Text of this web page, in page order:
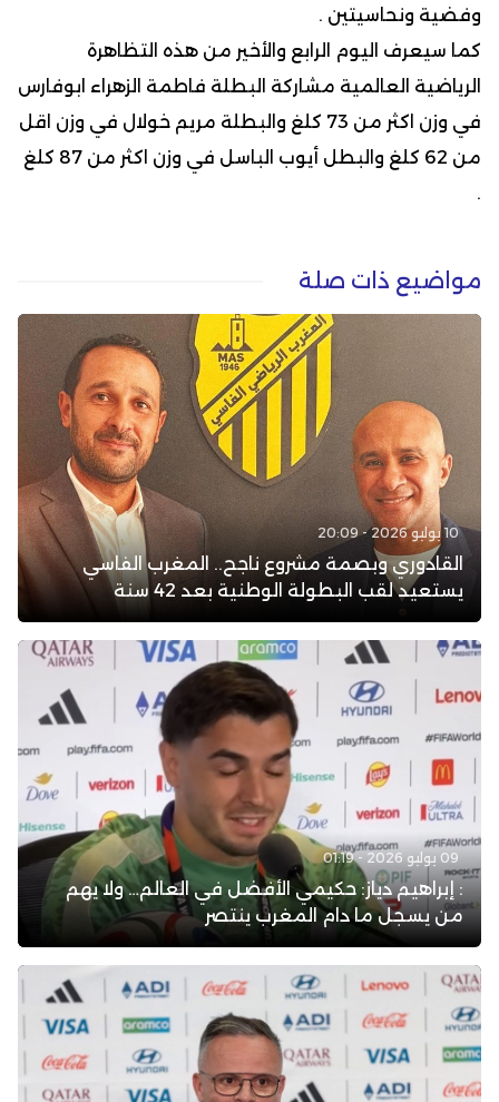
وفضية ونحاسيتين .
كما سيعرف اليوم الرابع والأخير من هذه التظاهرة
الرياضية العالمية مشاركة البطلة فاطمة الزهراء ابوفارس
في وزن اكثر من 73 كلغ والبطلة مريم خولال في وزن اقل
من 62 كلغ والبطل أيوب الباسل في وزن اكثر من 87 كلغ
.
مواضيع ذات صلة
10 يوليو 2026 - 20:09
القادوري وبصمة مشروع ناجح.. المغرب الفاسي
يستعيد لقب البطولة الوطنية بعد 42 سنة
09 يوليو 2026 - 01:19
: إبراهيم دياز: حكيمي الأفضل في العالم… ولا يهم
من يسجل ما دام المغرب ينتصر